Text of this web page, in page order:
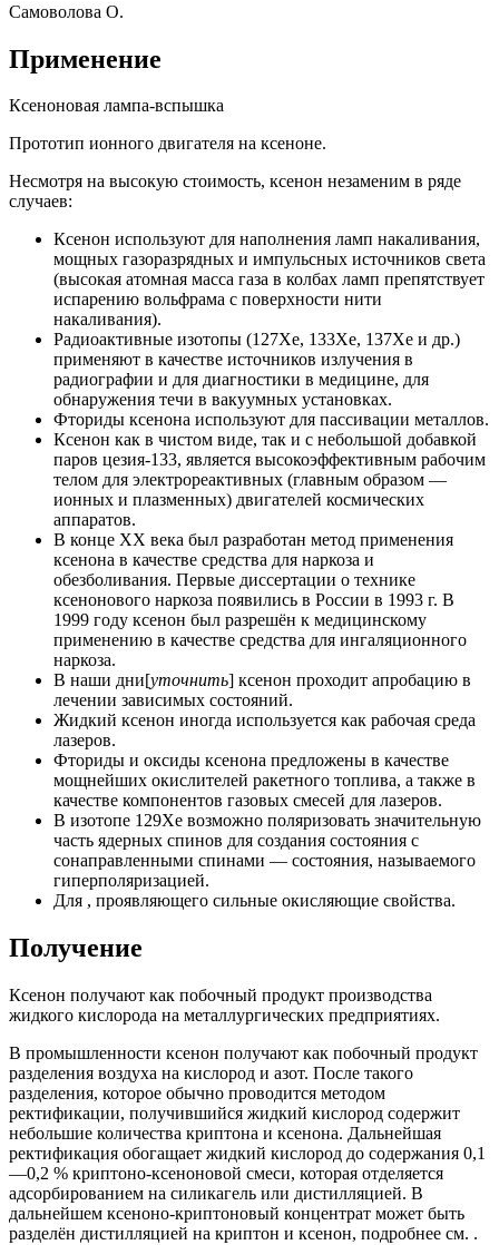
Самоволова О.
Применение
Ксеноновая лампа-вспышка
Прототип ионного двигателя на ксеноне.
Несмотря на высокую стоимость, ксенон незаменим в ряде
случаев:
Ксенон используют для наполнения ламп накаливания,
мощных газоразрядных и импульсных источников света
(высокая атомная масса газа в колбах ламп препятствует
испарению вольфрама с поверхности нити
накаливания).
Радиоактивные изотопы (127Xe, 133Xe, 137Xe и др.)
применяют в качестве источников излучения в
радиографии и для диагностики в медицине, для
обнаружения течи в вакуумных установках.
Фториды ксенона используют для пассивации металлов.
Ксенон как в чистом виде, так и с небольшой добавкой
паров цезия-133, является высокоэффективным рабочим
телом для электрореактивных (главным образом —
ионных и плазменных) двигателей космических
аппаратов.
В конце XX века был разработан метод применения
ксенона в качестве средства для наркоза и
обезболивания. Первые диссертации о технике
ксенонового наркоза появились в России в 1993 г. В
1999 году ксенон был разрешён к медицинскому
применению в качестве средства для ингаляционного
наркоза.
В наши дни[уточнить] ксенон проходит апробацию в
лечении зависимых состояний.
Жидкий ксенон иногда используется как рабочая среда
лазеров.
Фториды и оксиды ксенона предложены в качестве
мощнейших окислителей ракетного топлива, а также в
качестве компонентов газовых смесей для лазеров.
В изотопе 129Xe возможно поляризовать значительную
часть ядерных спинов для создания состояния с
сонаправленными спинами — состояния, называемого
гиперполяризацией.
Для , проявляющего сильные окисляющие свойства.
Получение
Ксенон получают как побочный продукт производства
жидкого кислорода на металлургических предприятиях.
В промышленности ксенон получают как побочный продукт
разделения воздуха на кислород и азот. После такого
разделения, которое обычно проводится методом
ректификации, получившийся жидкий кислород содержит
небольшие количества криптона и ксенона. Дальнейшая
ректификация обогащает жидкий кислород до содержания 0,1
—0,2 % криптоно-ксеноновой смеси, которая отделяется
адсорбированием на силикагель или дистилляцией. В
дальнейшем ксеноно-криптоновый концентрат может быть
разделён дистилляцией на криптон и ксенон, подробнее см. .